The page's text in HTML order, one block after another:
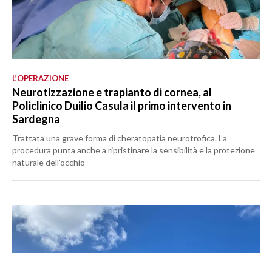
L’OPERAZIONE
Neurotizzazione e trapianto di cornea, al
Policlinico Duilio Casula il primo intervento in
Sardegna
Trattata una grave forma di cheratopatia neurotrofica. La
procedura punta anche a ripristinare la sensibilità e la protezione
naturale dell’occhio